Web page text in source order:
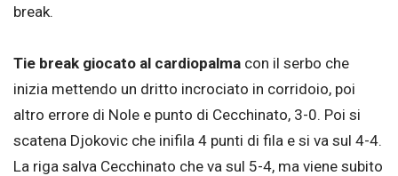
break.
Tie break giocato al cardiopalma con il serbo che
inizia mettendo un dritto incrociato in corridoio, poi
altro errore di Nole e punto di Cecchinato, 3-0. Poi si
scatena Djokovic che inifila 4 punti di fila e si va sul 4-4.
La riga salva Cecchinato che va sul 5-4, ma viene subito